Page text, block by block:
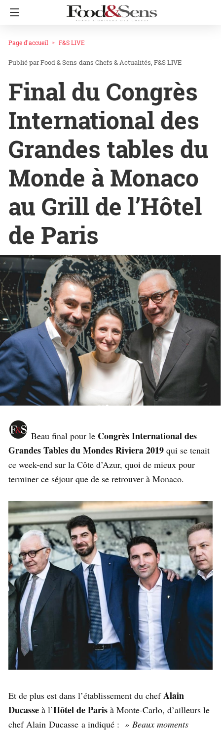
Page d'accueil F&S LIVE
Food & Sens dans Chefs & Actualités F&S LIVE
Final du Congrès
International des
Grandes tables du
Monde à Monaco
au Grill de l’Hôtel
de Paris
Beau final pour le Congrès International des
Grandes Tables du Mondes Riviera 2019 qui se tenait
ce week-end sur la Côte d’Azur, quoi de mieux pour
terminer ce séjour que de se retrouver à Monaco.
Et de plus est dans l’établissement du chefAlain
Ducasse à l’Hôtel de Paris à Monte-Carlo, d’ailleurs le
chef Alain Ducasse a indiqué : » Beaux moments